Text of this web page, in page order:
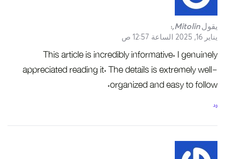
يقول Mitolin,
:
يناير 16, 2025 الساعة 12:57 ص
This article is incredibly informative. I genuinely
appreciated reading it. The details is extremely well-
organized and easy to follow.
رد